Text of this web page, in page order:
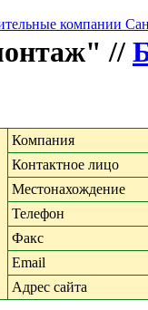
компании
//
Компания
Контактное лицо
Местонахождение
Телефон
Факс
Email
Адрес сайта